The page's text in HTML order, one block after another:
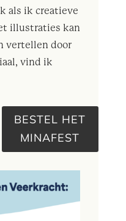
als ik creatieve
illustraties kan
vertellen door
vind ik
BESTEL HET
MINAFEST